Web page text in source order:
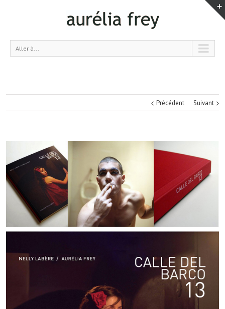
Aller à...
Précédent Suivant